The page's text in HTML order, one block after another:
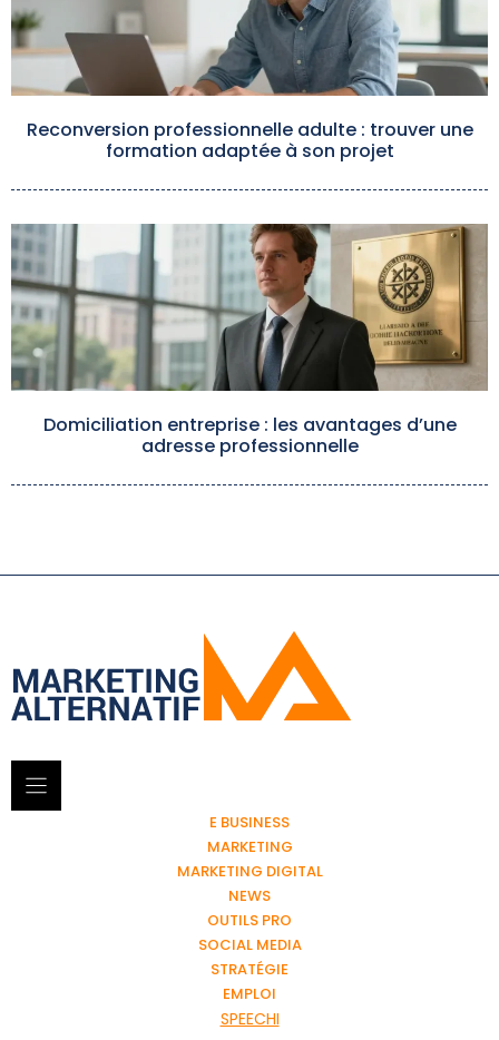
Reconversion professionnelle adulte : trouver une
formation adaptée à son projet
Domiciliation entreprise : les avantages d’une
adresse professionnelle
E BUSINESS
MARKETING
MARKETING DIGITAL
NEWS
OUTILS PRO
SOCIAL MEDIA
STRATÉGIE
EMPLOI
SPEECHI